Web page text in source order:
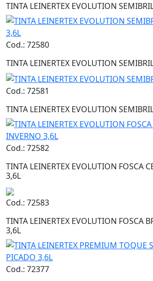
TINTA LEINERTEX EVOLUTION
Cod.: 72580
TINTA LEINERTEX EVOLUTION
Cod.: 72581
TINTA LEINERTEX EVOLUTION
Cod.: 72582
TINTA LEINERTEX EVOLUTION FOSCA
3,6L
Cod.: 72583
TINTA LEINERTEX EVOLUTION FOSCA
3,6L
Cod.: 72377